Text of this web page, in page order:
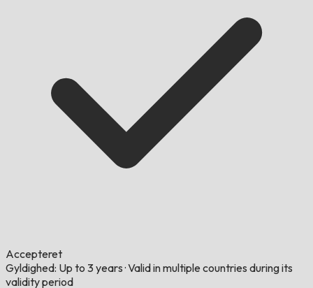
Accepteret
Gyldighed: Up to 3 years ·Valid in multiple countries during its
validity period